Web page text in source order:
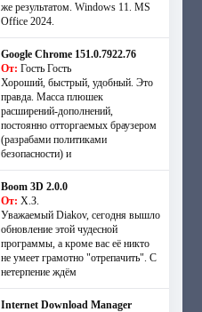
же результатом. Windows 11. MS
Offiсe 2024.
Google Chrome 151.0.7922.76
От: Гость Гость
Хороший, быстрый, удобный. Это
правда. Масса плюшек
расширений-дополнений,
постоянно отторгаемых браузером
(разрабами политиками
безопасности) и
Boom 3D 2.0.0
От: Х.З.
Уважаемый Diakov, сегодня вышло
обновление этой чудесной
программы, а кроме вас её никто
не умеет грамотно "отрепачить". С
нетерпение ждём
Internet Download Manager